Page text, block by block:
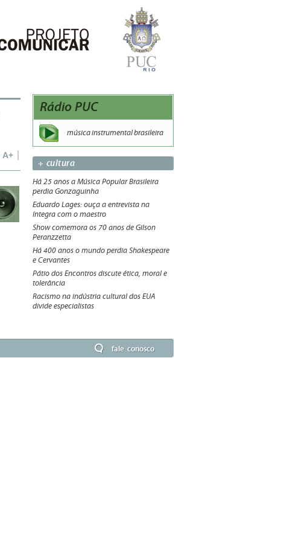
A+
Rádio PUC
música instrumental brasileira
+ cultura
Há 25 anos a Música Popular Brasileira
perdia Gonzaguinha
Eduardo Lages: ouça a entrevista na
íntegra com o maestro
Show comemora os 70 anos de Gilson
Peranzzetta
Há 400 anos o mundo perdia Shakespeare
e Cervantes
Pátio dos Encontros discute ética, moral e
tolerância
Racismo na indústria cultural dos EUA
divide especialistas
fale conosco